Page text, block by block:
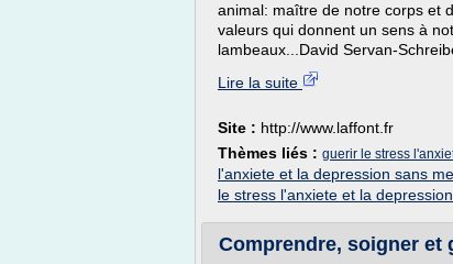
animal: maître de notre corps et
valeurs qui donnent un sens à
lambeaux...David Servan-
Lire la suite
Site : http://www.laffont.fr
Thèmes liés : guerir le stress
l'anxiete et la depression sans
le stress l'anxiete et la depression
Comprendre, soigner et